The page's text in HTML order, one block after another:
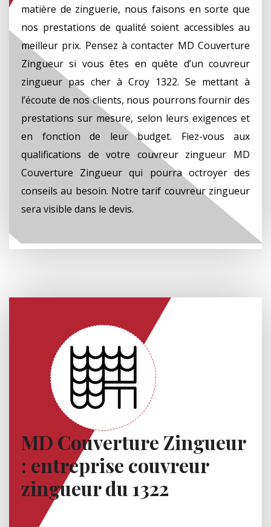
matière de zinguerie, nous faisons en sorte que
nos prestations de qualité soient accessibles au
meilleur prix. Pensez à contacter MD Couverture
Zingueur si vous êtes en quête d’un couvreur
zingueur pas cher à Croy 1322. Se mettant à
l’écoute de nos clients, nous pourrons fournir des
prestations sur mesure, selon leurs exigences et
en fonction de leur budget. Fiez-vous aux
qualifications de votre couvreur zingueur MD
Couverture Zingueur qui pourra octroyer des
conseils au besoin. Notre tarif couvreur zingueur
sera visible dans le devis.
MD Couverture Zingueur
: entreprise couvreur
zingueur du 1322